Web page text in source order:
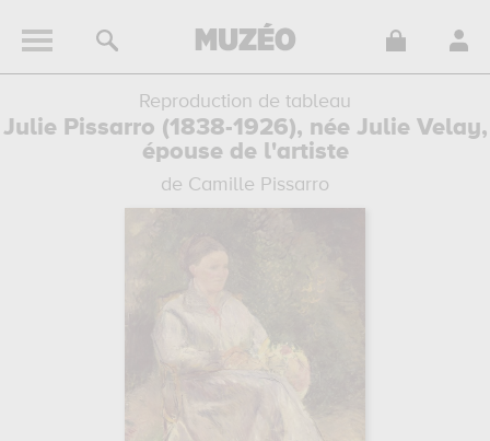
Reproduction de tableau
Julie Pissarro (1838-1926), née Julie Velay,
épouse de l'artiste
de Camille Pissarro